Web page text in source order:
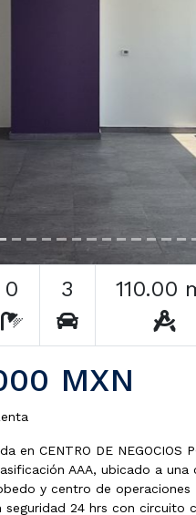
0 3 110.00
MXN
en CENTRO DE NEGOCIOS
AAA, ubicado a una
y centro de operaciones
seguridad 24 hrs con circuito